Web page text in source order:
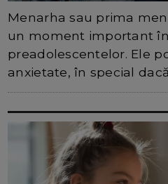
Menarha sau prima
un moment important
preadolescentelor. Ele
anxietate, în special